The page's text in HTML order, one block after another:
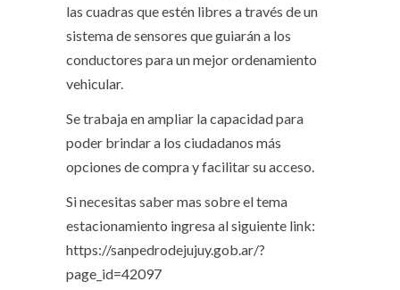
las cuadras que estén libres a través de un
sistema de sensores que guiarán a los
conductores para un mejor ordenamiento
vehicular.
Se trabaja en ampliar la capacidad para
poder brindar a los ciudadanos más
opciones de compra y facilitar su acceso.
Si necesitas saber mas sobre el tema
estacionamiento ingresa al siguiente link:
https://sanpedrodejujuy.gob.ar/?
page_id=42097